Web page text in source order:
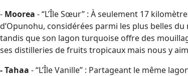
- Moorea - “L’Île Sœur” : À seulement 17
d’Opunohu, considérées parmi les plus belles
tandis que son lagon turquoise offre des
ses distilleries de fruits tropicaux mais nous y
- Tahaa - “L’Île Vanille” : Partageant le même